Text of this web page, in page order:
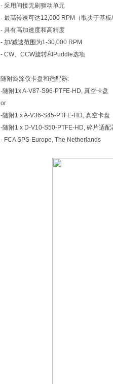
- 采用间接无刷驱动单元
- 最高转速可达12,000 RPM（取决于基
- 具有高加速度和高精度
- 加/减速范围为1-30,000 RPM
- CW、CCW旋转和Puddle选项
随附旋涂仪卡盘和适配器:
-随附1x A-V87-S96-PTFE-HD, 真空卡盘
or
-随附1 x A-V36-S45-PTFE-HD, 真空卡盘
-随附1 x D-V10-S50-PTFE-HD, 碎片适配
- FCA SPS-Europe, The Netherlands